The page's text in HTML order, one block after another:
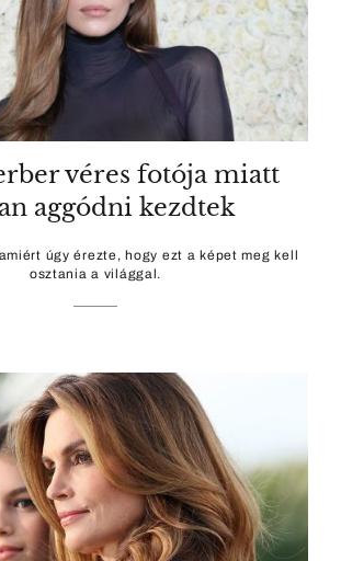
véres fotója miatt
aggódni kezdtek
úgy érezte, hogy ezt a képet meg kell
osztania a világgal.